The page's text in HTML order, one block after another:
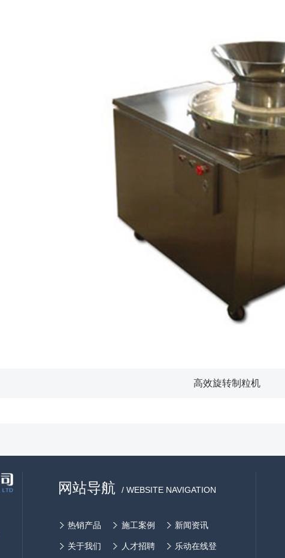
高效旋转制粒机
网站导航 / WEBSITE NAVIGATION
热销产品 施工案例 新闻资讯
关于我们 人才招聘
乐动在线登